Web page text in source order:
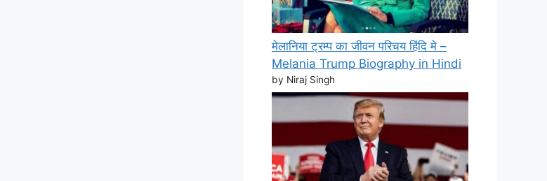
मेलानिया ट्रम्प का जीवन परिचय हिंदि मे –
Melania Trump Biography in Hindi
by Niraj Singh